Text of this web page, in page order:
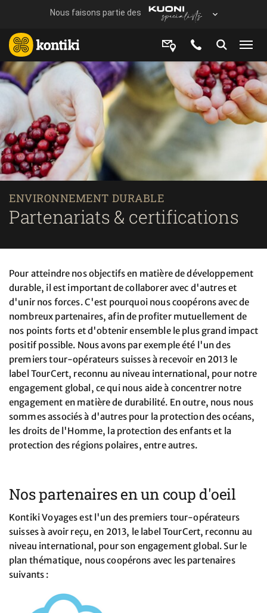
ENVIRONNEMENT DURABLE
Partenariats & certifications
Pour atteindre nos objectifs en matière de développement
durable, il est important de collaborer avec d'autres et
d'unir nos forces. C'est pourquoi nous coopérons avec de
nombreux partenaires, afin de profiter mutuellement de
nos points forts et d'obtenir ensemble le plus grand impact
positif possible. Nous avons par exemple été l'un des
premiers tour-opérateurs suisses à recevoir en 2013 le
label TourCert, reconnu au niveau international, pour notre
engagement global, ce qui nous aide à concentrer notre
engagement en matière de durabilité. En outre, nous nous
sommes associés à d'autres pour la protection des océans,
les droits de l'Homme, la protection des enfants et la
protection des régions polaires, entre autres.
Nos partenaires en un coup d'oeil
Kontiki Voyages est l'un des premiers tour-opérateurs
suisses à avoir reçu, en 2013, le label TourCert, reconnu au
niveau international, pour son engagement global. Sur le
plan thématique, nous coopérons avec les partenaires
suivants :